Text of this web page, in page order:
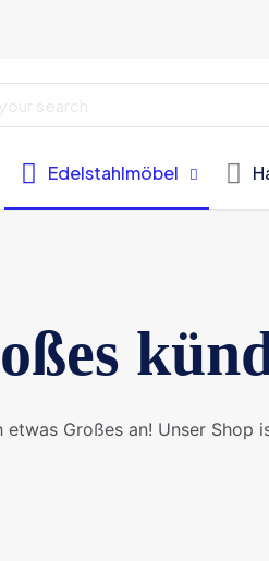
Edelstahlmöbel
etwas Großes an! Unser